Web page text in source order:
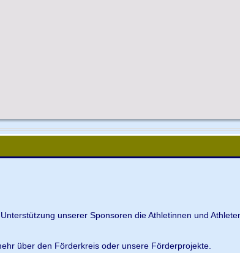
unserer Sponsoren die Athletinnen und
über den Förderkreis oder unsere Förderprojekte.